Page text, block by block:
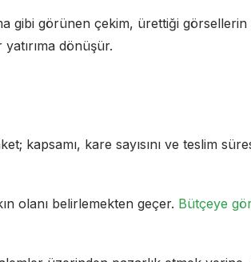
gibi görünen çekim, ürettiği
dönüşür.
kapsamı, kare sayısını ve teslim
olanı belirlemekten geçer. Bütçeye